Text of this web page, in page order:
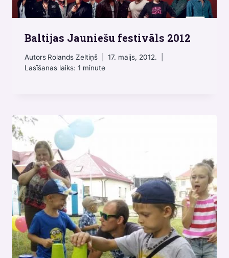
Baltijas Jauniešu festivāls 2012
Autors Rolands Zeltiņš
17. maijs, 2012.
Lasīšanas laiks: 1 minute